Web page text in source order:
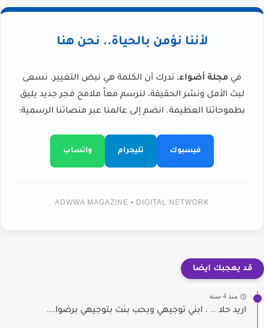
لأننا نؤمن بالحياة.. نحن هنا
في مجلة أضواء، ندرك أن الكلمة هي نبض التغيير. نسعى
لبث الأمل ونشر الحقيقة، لنرسم معاً ملامح فجر جديد يليق
بطموحاتنا العظيمة. انضم إلى عالمنا عبر منصاتنا الرسمية:
فيسبوك تليجرام واتساب
ADWWA MAGAZINE • DIGITAL NETWORK
قد يعجبك ايضا
منذ 4 سنة
اريد حلا .. . ابني توجيهي وبحب بنت بتوجيهي برضوا...